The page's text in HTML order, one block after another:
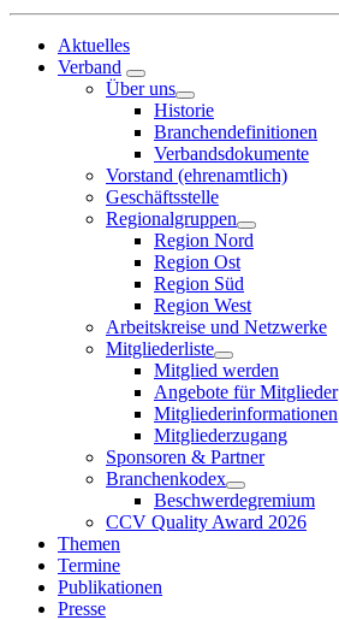
Aktuelles
Verband
Über uns
Historie
Branchendefinitionen
Verbandsdokumente
Vorstand (ehrenamtlich)
Geschäftsstelle
Regionalgruppen
Region Nord
Region Ost
Region Süd
Region West
Arbeitskreise und Netzwerke
Mitgliederliste
Mitglied werden
Angebote für Mitglieder
Mitgliederinformationen
Mitgliederzugang
Sponsoren & Partner
Branchenkodex
Beschwerdegremium
CCV Quality Award 2026
Themen
Termine
Publikationen
Presse